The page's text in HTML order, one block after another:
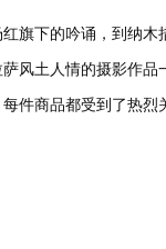
下的吟诵，到纳木
风土人情的摄影作
件商品都受到了热烈